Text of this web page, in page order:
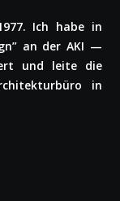
Ich habe in
an der AKI —
und leite die
in